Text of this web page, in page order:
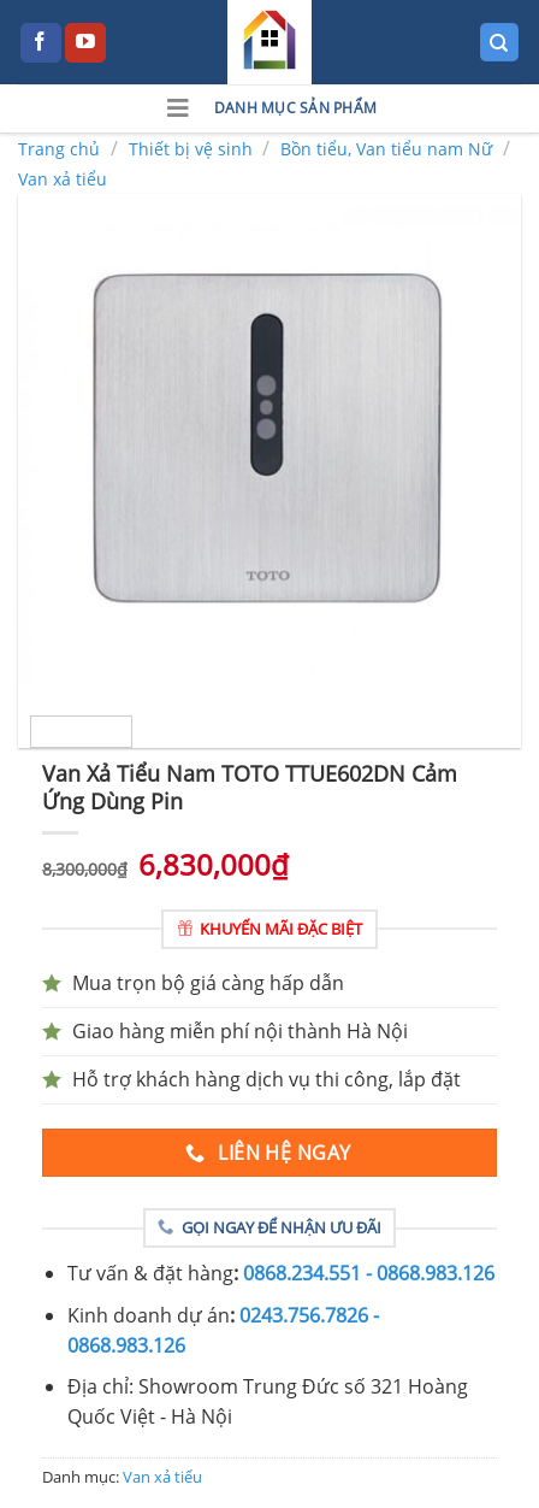
DANH MỤC SẢN PHẨM
Trang chủ / Thiết bị vệ sinh / Bồn tiểu, Van tiểu nam Nữ /
Van xả tiểu
Van Xả Tiểu Nam TOTO TTUE602DN Cảm
Ứng Dùng Pin
8,300,000₫ 6,830,000₫
KHUYẾN MÃI ĐẶC BIỆT
Mua trọn bộ giá càng hấp dẫn
Giao hàng miễn phí nội thành Hà Nội
Hỗ trợ khách hàng dịch vụ thi công, lắp đặt
LIÊN HỆ NGAY
GỌI NGAY ĐỂ NHẬN ƯU ĐÃI
Tư vấn & đặt hàng:0868.234.551 - 0868.983.126
Kinh doanh dự án:0243.756.7826 -
0868.983.126
Địa chỉ: Showroom Trung Đức số 321 Hoàng
Quốc Việt - Hà Nội
Danh mục:Van xả tiểu